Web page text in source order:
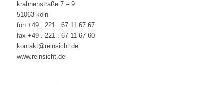
krahnenstraße 7 – 9
51063 köln
fon +49 . 221 . 67 11 67 67
fax +49 . 221 . 67 11 67 60
kontakt@reinsicht.de
www.reinsicht.de